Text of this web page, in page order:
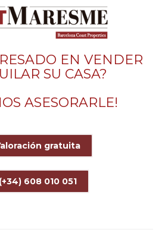
EN VENDER
SU CASA?
ASESORARLE!
gratuita
(+34) 608 010 051